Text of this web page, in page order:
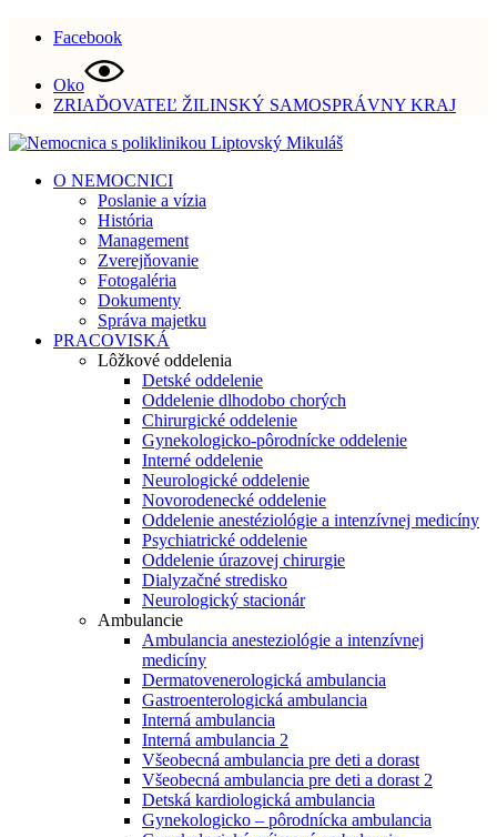
Facebook
Oko
ZRIAĎOVATEĽ ŽILINSKÝ SAMOSPRÁVNY KRAJ
O NEMOCNICI
Poslanie a vízia
História
Management
Zverejňovanie
Fotogaléria
Dokumenty
Správa majetku
PRACOVISKÁ
Lôžkové oddelenia
Detské oddelenie
Oddelenie dlhodobo chorých
Chirurgické oddelenie
Gynekologicko-pôrodnícke oddelenie
Interné oddelenie
Neurologické oddelenie
Novorodenecké oddelenie
Oddelenie anestéziológie a intenzívnej medicíny
Psychiatrické oddelenie
Oddelenie úrazovej chirurgie
Dialyzačné stredisko
Neurologický stacionár
Ambulancie
Ambulancia anesteziológie a intenzívnej
medicíny
Dermatovenerologická ambulancia
Gastroenterologická ambulancia
Interná ambulancia
Interná ambulancia 2
Všeobecná ambulancia pre deti a dorast
Všeobecná ambulancia pre deti a dorast 2
Detská kardiologická ambulancia
Gynekologicko – pôrodnícka ambulancia